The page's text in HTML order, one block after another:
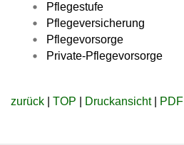
Pflegestufe
Pflegeversicherung
Pflegevorsorge
Private-Pflegevorsorge
zurück TOP Druckansicht| PDF